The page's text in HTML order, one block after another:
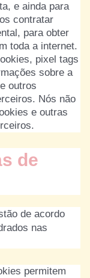
e ainda para
contratar
para obter
toda a internet.
pixel tags
sobre a
outros
Nós não
e outras
de
de acordo
nas
permitem